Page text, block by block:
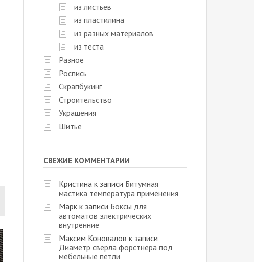
из листьев
из пластилина
из разных материалов
из теста
Разное
Роспись
Скрапбукинг
Строительство
Украшения
Шитье
СВЕЖИЕ КОММЕНТАРИИ
Кристина к записи Битумная
мастика температура применения
Марк к записи Боксы для
автоматов электрических
внутренние
Максим Коновалов к записи
Диаметр сверла форстнера под
мебельные петли